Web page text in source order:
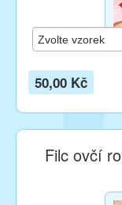
50,00 Kč
Filc ovčí